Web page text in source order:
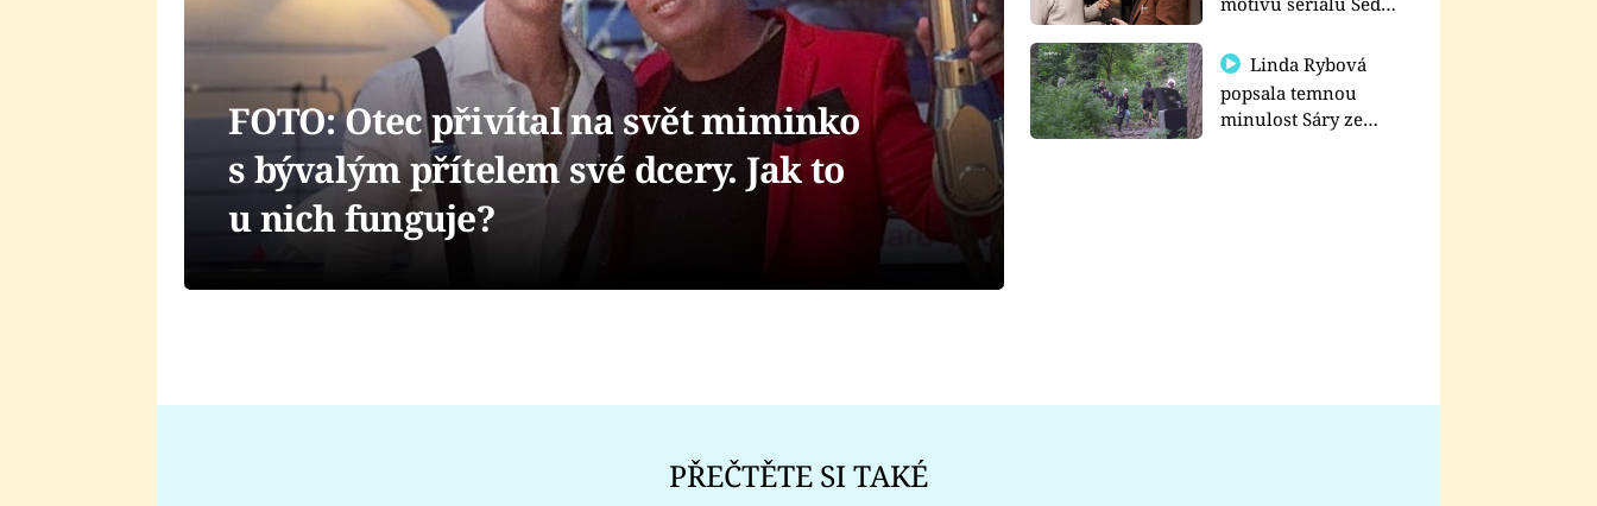
Linda Rybová
popsala temnou
minulost Sáry ze
FOTO: Otec přivítal na svět miminko
s bývalým přítelem své dcery. Jak to
u nich funguje?
PŘEČTĚTE SI TAKÉ